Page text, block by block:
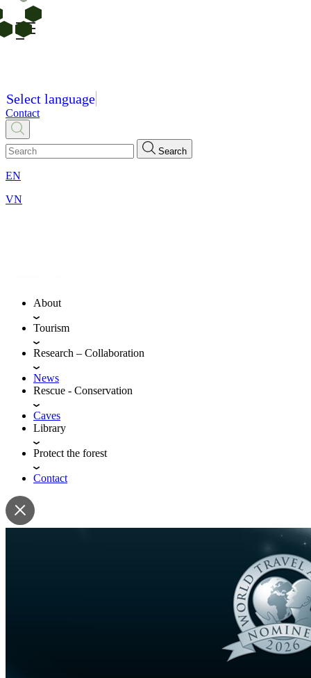
Select language
Contact
Search
EN
VN
About
Tourism
Research – Collaboration
News
Rescue - Conservation
Caves
Library
Protect the forest
Contact